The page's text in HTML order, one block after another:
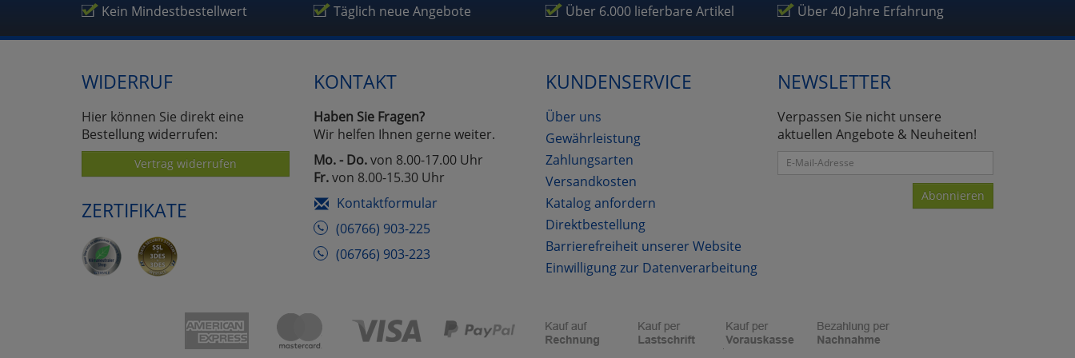
Kein Mindestbestellwert Täglich neue Angebote Über 6.000 lieferbare Artikel Über 40 Jahre Erfahrung
WIDERRUF
Hier können Sie direkt eine
Bestellung widerrufen:
Vertrag widerrufen
ZERTIFIKATE
KONTAKT
Haben Sie Fragen?
Wir helfen Ihnen gerne weiter.
Mo. - Do.von 8.00-17.00 Uhr
Fr.von 8.00-15.30 Uhr
Kontaktformular
(06766) 903-225
(06766) 903-223
KUNDENSERVICE
Über uns
Gewährleistung
Zahlungsarten
Versandkosten
Katalog anfordern
Direktbestellung
Barrierefreiheit unserer Website
Einwilligung zur Datenverarbeitung
NEWSLETTER
Verpassen Sie nicht unsere
aktuellen Angebote & Neuheiten!
Abonnieren
Umfragetools